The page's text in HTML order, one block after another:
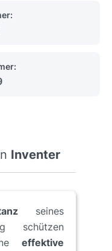
Inventer
seines
schützen
effektive